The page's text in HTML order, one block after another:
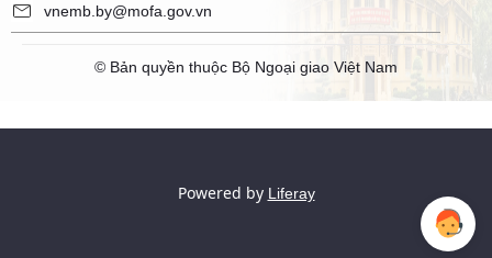
vnemb.by@mofa.gov.vn
© Bản quyền thuộc Bộ Ngoại giao Việt Nam
Powered by Liferay